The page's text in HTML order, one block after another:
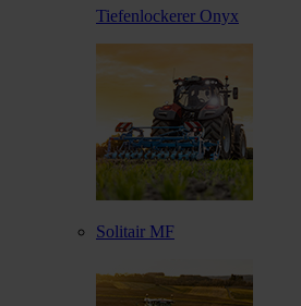
Tiefenlockerer Onyx
Solitair MF